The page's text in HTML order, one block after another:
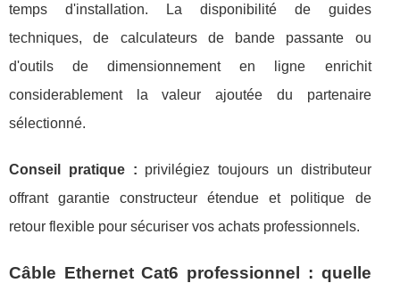
temps d'installation. La disponibilité de guides
techniques, de calculateurs de bande passante ou
d'outils de dimensionnement en ligne enrichit
considerablement la valeur ajoutée du partenaire
sélectionné.
Conseil pratique : privilégiez toujours un distributeur
offrant garantie constructeur étendue et politique de
retour flexible pour sécuriser vos achats professionnels.
Câble Ethernet Cat6 professionnel : quelle